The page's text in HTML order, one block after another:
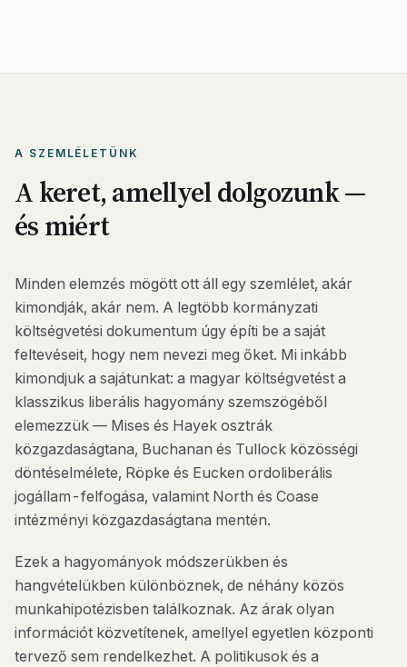
A SZEMLÉLETÜNK
A keret, amellyel dolgozunk —
és miért
Minden elemzés mögött ott áll egy szemlélet, akár
kimondják, akár nem. A legtöbb kormányzati
költségvetési dokumentum úgy építi be a saját
feltevéseit, hogy nem nevezi meg őket. Mi inkább
kimondjuk a sajátunkat: a magyar költségvetést a
klasszikus liberális hagyomány szemszögéből
elemezzük — Mises és Hayek osztrák
közgazdaságtana, Buchanan és Tullock közösségi
döntéselmélete, Röpke és Eucken ordoliberális
jogállam-felfogása, valamint North és Coase
intézményi közgazdaságtana mentén.
Ezek a hagyományok módszerükben és
hangvételükben különböznek, de néhány közös
munkahipotézisben találkoznak. Az árak olyan
információt közvetítenek, amellyel egyetlen központi
tervező sem rendelkezhet. A politikusok és a